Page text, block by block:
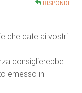
RISPONDI
che date ai vostri
consiglierebbe
emesso in